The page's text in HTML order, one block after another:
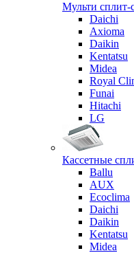
Мульти сплит-
Daichi
Axioma
Daikin
Kentatsu
Midea
Royal
Funai
Hitachi
LG
Кассетные
Ballu
AUX
Ecoclima
Daichi
Daikin
Kentatsu
Midea